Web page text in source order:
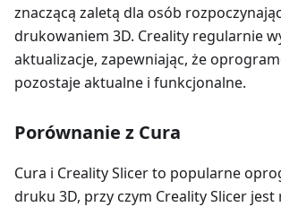
znaczącą zaletą dla osób
drukowaniem 3D. Creality regularnie
aktualizacje, zapewniając, że
pozostaje aktualne i funkcjonalne.
Porównanie z Cura
Cura i Creality Slicer to popularne
druku 3D, przy czym Creality Slicer